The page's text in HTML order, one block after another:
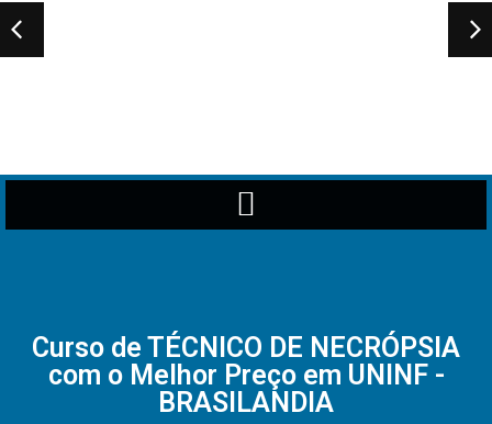
Curso de TÉCNICO DE NECRÓPSIA
com o Melhor Preço em UNINF -
BRASILANDIA